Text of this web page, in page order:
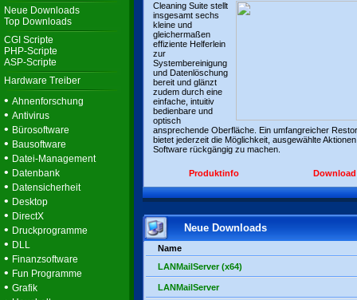
Neue Downloads
Top Downloads
CGI Scripte
PHP-Scripte
ASP-Scripte
Hardware Treiber
• Ahnenforschung
• Antivirus
• Bürosoftware
• Bausoftware
• Datei-Management
• Datenbank
• Datensicherheit
• Desktop
• DirectX
• Druckprogramme
• DLL
• Finanzsoftware
• Fun Programme
• Grafik
Cleaning Suite stellt
insgesamt sechs
kleine und
gleichermaßen
effiziente Helferlein
zur
Systembereinigung
und Datenlöschung
bereit und glänzt
zudem durch eine
einfache, intuitiv
bedienbare und
optisch
ansprechende Oberfläche. Ein umfangreicher
bietet jederzeit die Möglichkeit, ausgewählte
Software rückgängig zu machen.
Produktinfo Download
Neue Downloads
Name
LANMailServer (x64)
LANMailServer